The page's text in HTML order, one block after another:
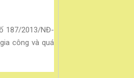
187/2013/NĐ-
công và quá